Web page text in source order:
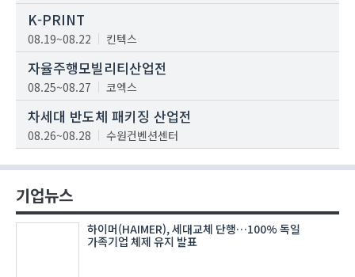
K-PRINT
08.19~08.22 킨텍스
자율주행모빌리티산업전
08.25~08.27 코엑스
차세대 반도체 패키징 산업전
08.26~08.28 수원컨벤션센터
기업뉴스
하이머(HAIMER), 세대교체 단행…100% 독일
가족기업 체제 유지 발표